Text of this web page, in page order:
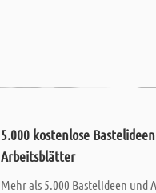
5.000 kostenlose
Arbeitsblätter
Mehr als 5.000 Bastelideen und